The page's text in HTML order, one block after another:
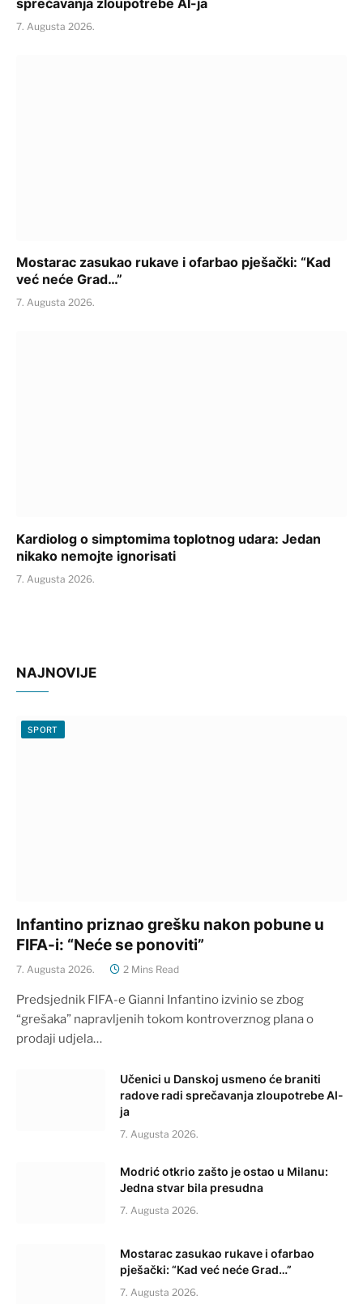
7. Augusta 2026.
Mostarac zasukao rukave i ofarbao pješački: “Kad
već neće Grad…”
7. Augusta 2026.
Kardiolog o simptomima toplotnog udara: Jedan
nikako nemojte ignorisati
7. Augusta 2026.
NAJNOVIJE
SPORT
Infantino priznao grešku nakon pobune u
FIFA-i: “Neće se ponoviti”
7. Augusta 2026. 2 Mins Read
Predsjednik FIFA-e Gianni Infantino izvinio se zbog
“grešaka” napravljenih tokom kontroverznog plana o
prodaji udjela…
Učenici u Danskoj usmeno će braniti
radove radi sprečavanja zloupotrebe AI-
ja
7. Augusta 2026.
Modrić otkrio zašto je ostao u Milanu:
Jedna stvar bila presudna
7. Augusta 2026.
Mostarac zasukao rukave i ofarbao
pješački: “Kad već neće Grad…”
7. Augusta 2026.